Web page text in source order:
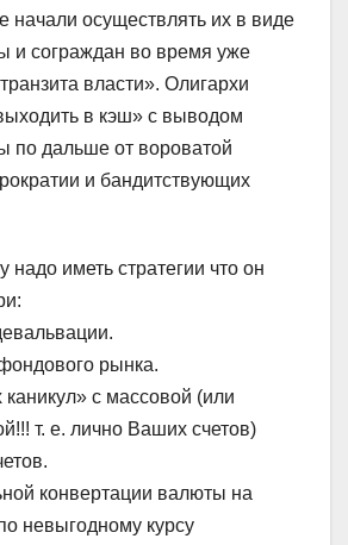
начали осуществлять их в виде
и сограждан во время уже
власти». Олигархи
в кэш» с выводом
по дальше от вороватой
и бандитствующих
иметь стратегии что он
рынка.
с массовой (или
т. е. лично Ваших счетов)
конвертации валюты на
невыгодному курсу